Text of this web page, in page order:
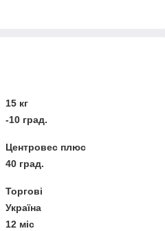
15 кг
-10 град.
Центровес плюс
40 град.
Торгові
Україна
12 міс